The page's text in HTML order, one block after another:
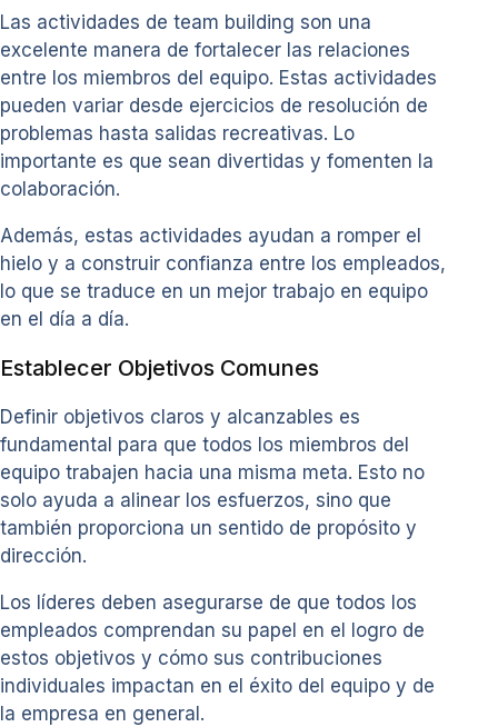
Las actividades de team building son una
excelente manera de fortalecer las relaciones
entre los miembros del equipo. Estas actividades
pueden variar desde ejercicios de resolución de
problemas hasta salidas recreativas. Lo
importante es que sean divertidas y fomenten la
colaboración.
Además, estas actividades ayudan a romper el
hielo y a construir confianza entre los empleados,
lo que se traduce en un mejor trabajo en equipo
en el día a día.
Establecer Objetivos Comunes
Definir objetivos claros y alcanzables es
fundamental para que todos los miembros del
equipo trabajen hacia una misma meta. Esto no
solo ayuda a alinear los esfuerzos, sino que
también proporciona un sentido de propósito y
dirección.
Los líderes deben asegurarse de que todos los
empleados comprendan su papel en el logro de
estos objetivos y cómo sus contribuciones
individuales impactan en el éxito del equipo y de
la empresa en general.